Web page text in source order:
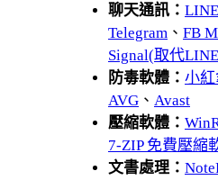
聊天通訊：
Telegram 、 FB
Signal(取代
防毒軟體： 小紅
AVG 、 Avast
壓縮軟體：
7-ZIP 免費壓縮
文書處理：